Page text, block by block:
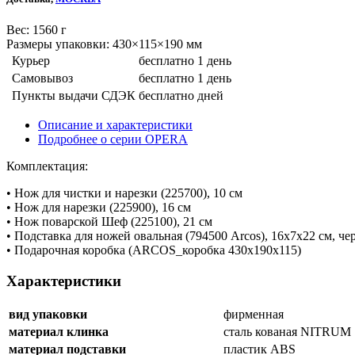
Веc: 1560 г
Размеры упаковки: 430×115×190 мм
Курьер
бесплатно 1 день
Самовывоз
бесплатно 1 день
Пункты выдачи СДЭК бесплатно дней
Описание и характеристики
Подробнее о серии OPERA
Комплектация:
• Нож для чистки и нарезки (225700), 10 см
• Нож для нарезки (225900), 16 см
• Нож поварской Шеф (225100), 21 см
• Подставка для ножей овальная (794500 Arcos), 16х7х22 см,
• Подарочная коробка (ARCOS_коробка 430х190х115)
Характеристики
вид упаковки
фирменная
материал клинка
сталь кованая NITRUM
материал подставки
пластик ABS